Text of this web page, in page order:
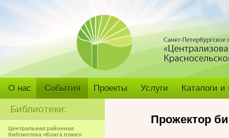
О нас События Проекты Услуги Каталоги
Библиотеки:
Центральная районная
библиотека «Книга плюс»
Прожектор